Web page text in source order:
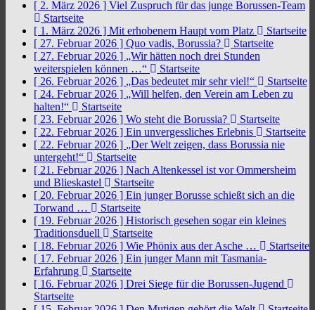
[ 2. März 2026 ] Viel Zuspruch für das junge Borussen-Team
Startseite
[ 1. März 2026 ] Mit erhobenem Haupt vom Platz
Startseite
[ 27. Februar 2026 ] Quo vadis, Borussia?
Startseite
[ 27. Februar 2026 ] „Wir hätten noch drei Stunden
weiterspielen können …“
Startseite
[ 26. Februar 2026 ] „Das bedeutet mir sehr viel!“
Startseite
[ 24. Februar 2026 ] „Will helfen, den Verein am Leben zu
halten!“
Startseite
[ 23. Februar 2026 ] Wo steht die Borussia?
Startseite
[ 22. Februar 2026 ] Ein unvergessliches Erlebnis
Startseite
[ 22. Februar 2026 ] „Der Welt zeigen, dass Borussia nie
untergeht!“
Startseite
[ 21. Februar 2026 ] Nach Altenkessel ist vor Ommersheim
und Blieskastel
Startseite
[ 20. Februar 2026 ] Ein junger Borusse schießt sich an die
Torwand …
Startseite
[ 19. Februar 2026 ] Historisch gesehen sogar ein kleines
Traditionsduell
Startseite
[ 18. Februar 2026 ] Wie Phönix aus der Asche …
Startseite
[ 17. Februar 2026 ] Ein junger Mann mit Tasmania-
Erfahrung
Startseite
[ 16. Februar 2026 ] Drei Siege für die Borussen-Jugend
Startseite